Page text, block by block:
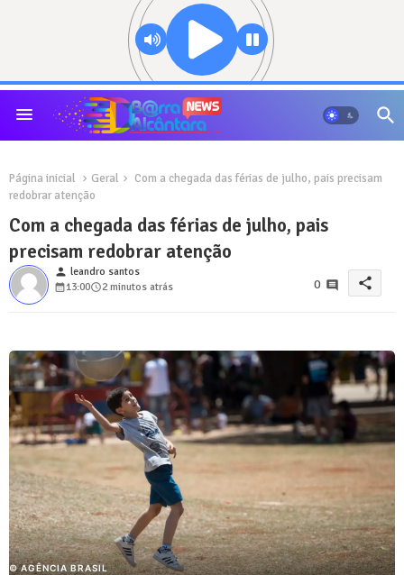
Página inicial Geral
Com a chegada das férias de julho, pais precisam
redobrar atenção
Com a chegada das férias de julho, pais
precisam redobrar atenção
person leandro santos
13:00
2 minutos atrás 0 share
© AGÊNCIA BRASIL